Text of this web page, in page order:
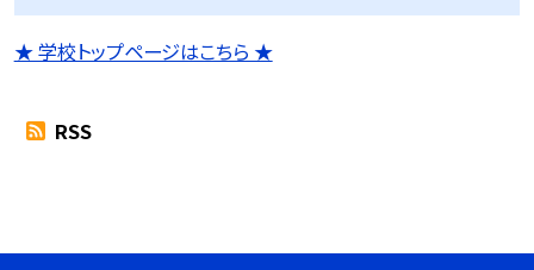
★ 学校トップページはこちら ★
RSS